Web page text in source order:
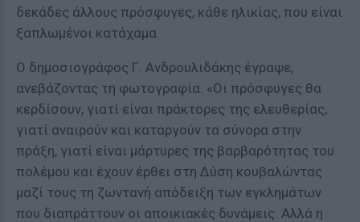
δεκάδες άλλους πρόσφυγες, κάθε ηλικίας, που είναι
ξαπλωμένοι κατάχαμα.
Ο δημοσιογράφος Γ. Ανδρουλιδάκης έγραψε,
ανεβάζοντας τη φωτογραφία: «Οι πρόσφυγες θα
κερδίσουν, γιατί είναι πράκτορες της ελευθερίας,
γιατί αναιρούν και καταργούν τα σύνορα στην
πράξη, γιατί είναι μάρτυρες της βαρβαρότητας του
πολέμου και έχουν έρθει στη Δύση κουβαλώντας
μαζί τους τη ζωντανή απόδειξη των εγκλημάτων
που διαπράττουν οι αποικιακές δυνάμεις. Αλλά η